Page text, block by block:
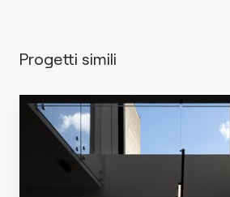
Progetti simili